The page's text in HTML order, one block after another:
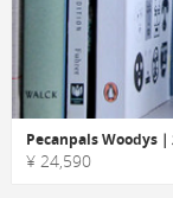
¥ 24,590